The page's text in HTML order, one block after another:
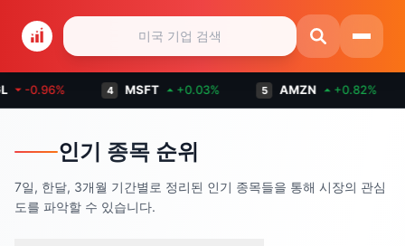
⏷ -0.96% MSFT ⏶ +0.03% AMZN ⏶ +0.82%
인기 종목 순위
7일, 한달, 3개월 기간별로 정리된 인기 종목들을 통해 시장의 관심
도를 파악할 수 있습니다.